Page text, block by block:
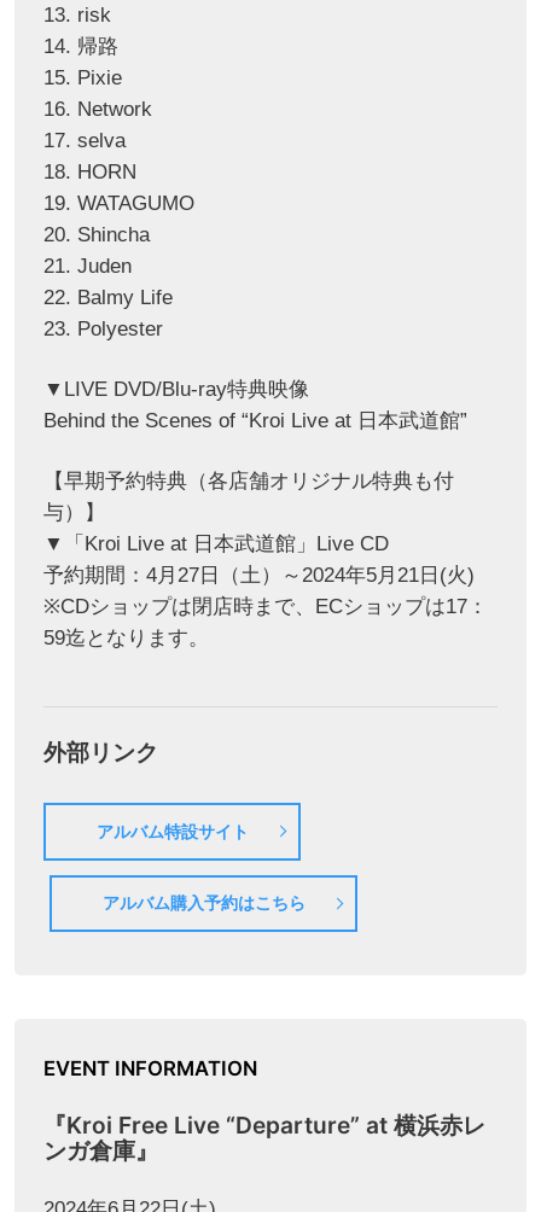
13. risk
14. 帰路
15. Pixie
16. Network
17. selva
18. HORN
19. WATAGUMO
20. Shincha
21. Juden
22. Balmy Life
23. Polyester
▼LIVE DVD/Blu-ray特典映像
Behind the Scenes of “Kroi Live at 日本武道館”
【早期予約特典（各店舗オリジナル特典も付
与）】
▼「Kroi Live at 日本武道館」Live CD
予約期間：4月27日（土）～2024年5月21日(火)
※CDショップは閉店時まで、ECショップは17：
59迄となります。
外部リンク
アルバム特設サイト
アルバム購入予約はこちら
EVENT INFORMATION
『Kroi Free Live “Departure” at 横浜赤レ
ンガ倉庫』